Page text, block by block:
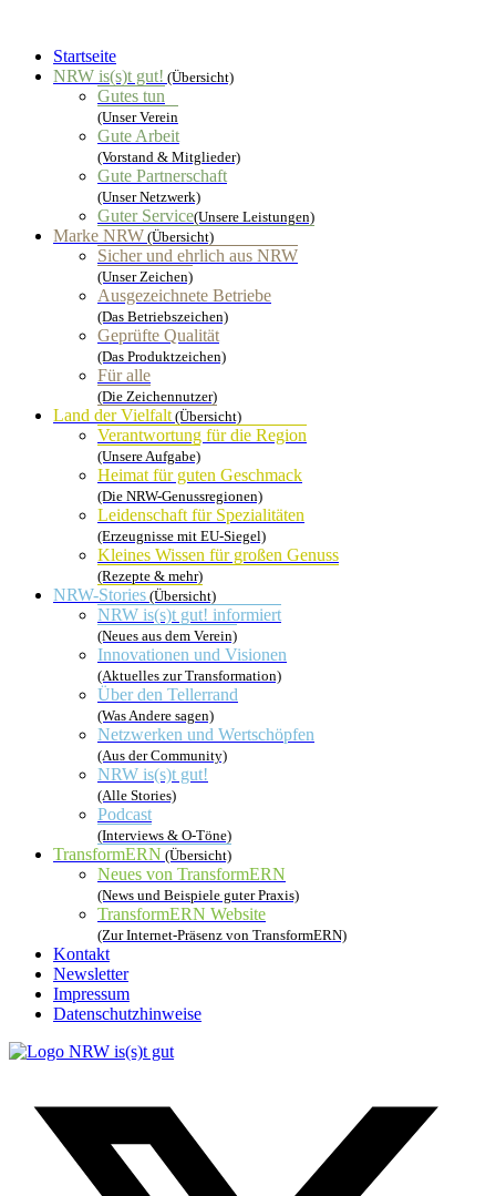
Startseite
NRW is(s)t gut! (Übersicht)
Gutes tun
(Unser Verein
Gute Arbeit
(Vorstand & Mitglieder)
Gute Partnerschaft
(Unser Netzwerk)
Guter Service(Unsere Leistungen)
Marke NRW (Übersicht)
Sicher und ehrlich aus NRW
(Unser Zeichen)
Ausgezeichnete Betriebe
(Das Betriebszeichen)
Geprüfte Qualität
(Das Produktzeichen)
Für alle
(Die Zeichennutzer)
Land der Vielfalt(Übersicht)
Verantwortung für die Region
(Unsere Aufgabe)
Heimat für guten Geschmack
(Die NRW-Genussregionen)
Leidenschaft für Spezialitäten
(Erzeugnisse mit EU-Siegel)
Kleines Wissen für großen Genuss
(Rezepte & mehr)
NRW-Stories (Übersicht)
NRW is(s)t gut! informiert
(Neues aus dem Verein)
Innovationen und Visionen
(Aktuelles zur Transformation)
Über den Tellerrand
(Was Andere sagen)
Netzwerken und Wertschöpfen
(Aus der Community)
NRW is(s)t gut!
(Alle Stories)
Podcast
(Interviews & O-Töne)
TransformERN (Übersicht)
Neues von TransformERN
(News und Beispiele guter Praxis)
TransformERN Website
(Zur Internet-Präsenz von TransformERN)
Kontakt
Newsletter
Impressum
Datenschutzhinweise